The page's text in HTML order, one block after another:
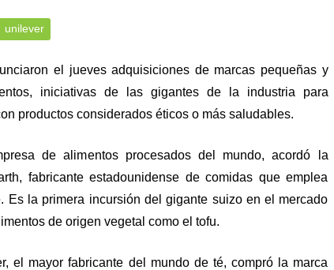
unilever
el jueves adquisiciones de marcas pequeñas y
iniciativas de las gigantes de la industria para
productos considerados éticos o más saludables.
de alimentos procesados del mundo, acordó la
fabricante estadounidense de comidas que emplea
Es la primera incursión del gigante suizo en el mercado
de origen vegetal como el tofu.
el mayor fabricante del mundo de té, compró la marca